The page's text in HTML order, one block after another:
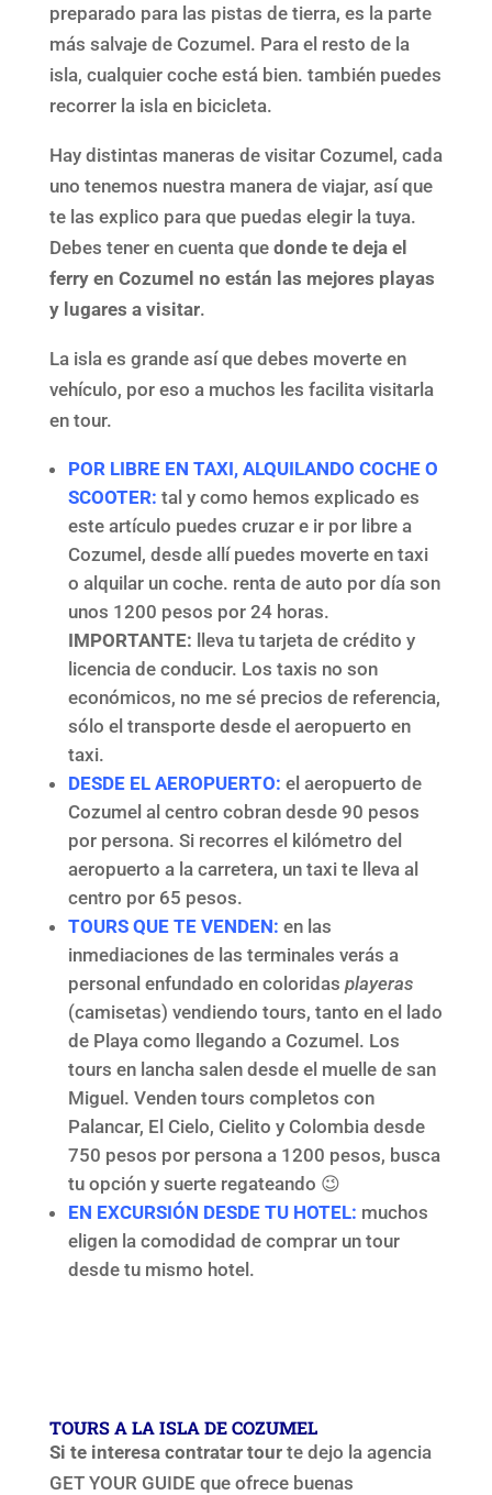
preparado para las pistas de tierra, es la parte
más salvaje de Cozumel. Para el resto de la
isla, cualquier coche está bien. también puedes
recorrer la isla en bicicleta.
Hay distintas maneras de visitar Cozumel, cada
uno tenemos nuestra manera de viajar, así que
te las explico para que puedas elegir la tuya.
Debes tener en cuenta que donde te deja el
ferry en Cozumel no están las mejores playas
y lugares a visitar.
La isla es grande así que debes moverte en
vehículo, por eso a muchos les facilita visitarla
en tour.
POR LIBRE EN TAXI, ALQUILANDO COCHE O
SCOOTER: tal y como hemos explicado es
este artículo puedes cruzar e ir por libre a
Cozumel, desde allí puedes moverte en taxi
o alquilar un coche. renta de auto por día son
unos 1200 pesos por 24 horas.
IMPORTANTE: lleva tu tarjeta de crédito y
licencia de conducir. Los taxis no son
económicos, no me sé precios de referencia,
sólo el transporte desde el aeropuerto en
taxi.
DESDE EL AEROPUERTO: el aeropuerto de
Cozumel al centro cobran desde 90 pesos
por persona. Si recorres el kilómetro del
aeropuerto a la carretera, un taxi te lleva al
centro por 65 pesos.
TOURS QUE TE VENDEN: en las
inmediaciones de las terminales verás a
personal enfundado en coloridas playeras
(camisetas) vendiendo tours, tanto en el lado
de Playa como llegando a Cozumel. Los
tours en lancha salen desde el muelle de san
Miguel. Venden tours completos con
Palancar, El Cielo, Cielito y Colombia desde
750 pesos por persona a 1200 pesos, busca
tu opción y suerte regateando 😉
EN EXCURSIÓN DESDE TU HOTEL: muchos
eligen la comodidad de comprar un tour
desde tu mismo hotel.
TOURS A LA ISLA DE COZUMEL
Si te interesa contratar tourte dejo la agencia
GET YOUR GUIDE que ofrece buenas